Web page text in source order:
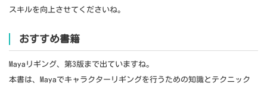
スキルを向上させてくださいね。
おすすめ書籍
Mayaリギング、第3版まで出ていますね。
本書は、Mayaでキャラクターリギングを行うための知識とテクニック